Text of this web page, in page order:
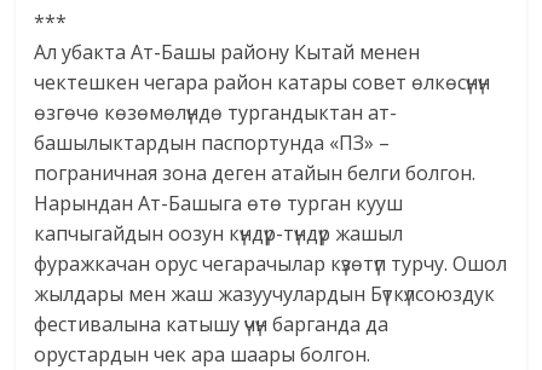
***
Ал убакта Ат-Башы району Кытай менен
чектешкен чегара район катары совет өлкөсүнүн
өзгөчө көзөмөлүндө тургандыктан ат-
башылыктардын паспортунда «ПЗ» –
пограничная зона деген атайын белги болгон.
Нарындан Ат-Башыга өтө турган кууш
капчыгайдын оозун күндүр-түндүр жашыл
фуражкачан орус чегарачылар күзөтүп турчу. Ошол
жылдары мен жаш жазуучулардын Бүткүлсоюздук
фестивалына катышу үчүн барганда да
орустардын чек ара шаары болгон.